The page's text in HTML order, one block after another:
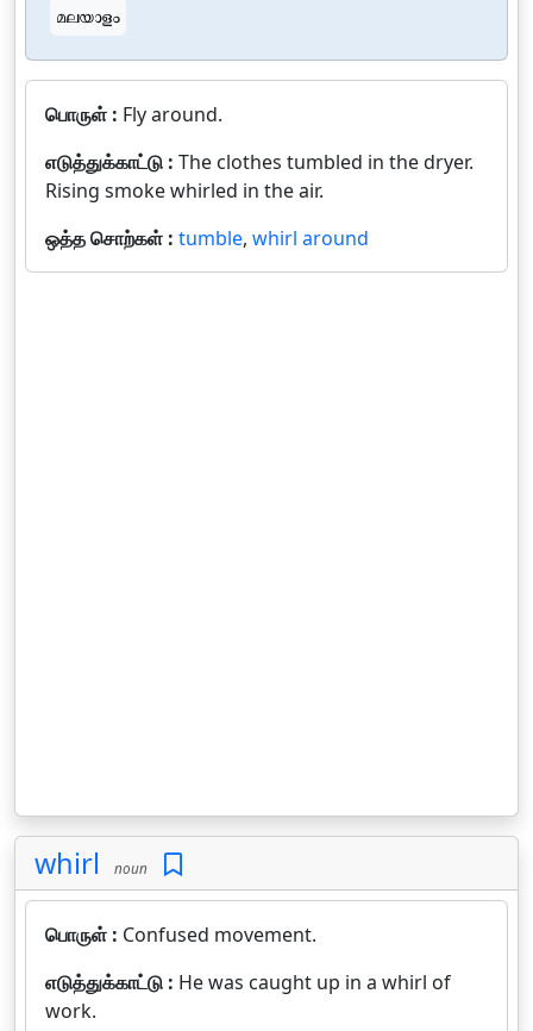
മലയാളം
பொருள் : Fly around.
எடுத்துக்காட்டு : The clothes tumbled in the dryer.
Rising smoke whirled in the air.
ஒத்த சொற்கள் : tumble, whirl around
whirl noun
பொருள் : Confused movement.
எடுத்துக்காட்டு : He was caught up in a whirl of
work.